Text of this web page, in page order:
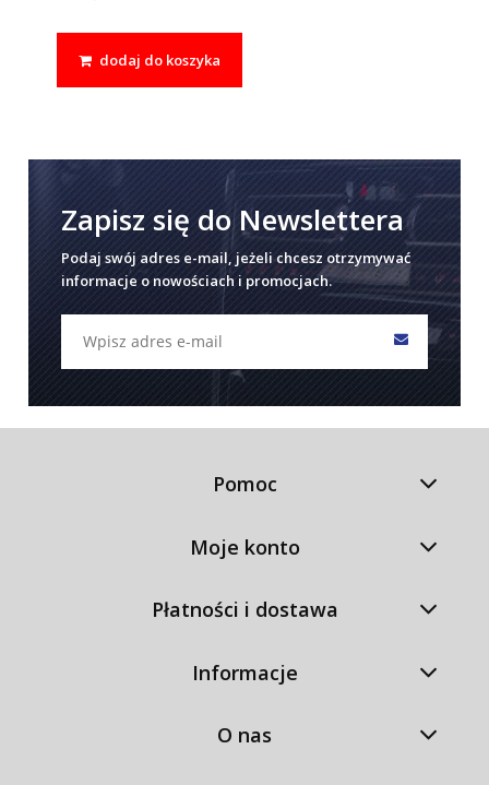
dodaj do koszyka
Zapisz się do Newslettera
Podaj swój adres e-mail, jeżeli chcesz otrzymywać
informacje o nowościach i promocjach.
Pomoc
Moje konto
Płatności i dostawa
Informacje
O nas